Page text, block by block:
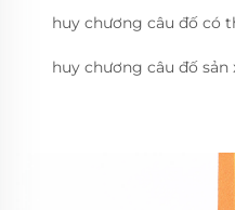
huy chương câu đố có
huy chương câu đố